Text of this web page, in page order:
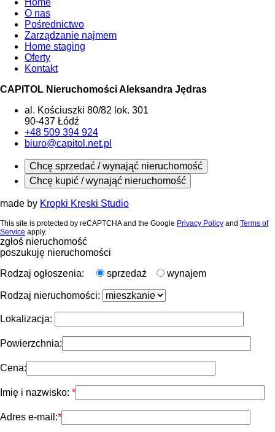
O nas
Pośrednictwo
Zarządzanie najmem
Home staging
Oferty
Kontakt
CAPITOL Nieruchomości Aleksandra Jędras
al. Kościuszki 80/82 lok. 301
90-437 Łódź
+48 509 394 924
biuro@capitol.net.pl
Chcę sprzedać / wynająć nieruchomość
Chcę kupić / wynająć nieruchomość
made by Kropki Kreski Studio
This site is protected by reCAPTCHA and the Google Privacy Policy and Terms of
Service apply.
zgłoś nieruchomość
poszukuję nieruchomości
Rodzaj ogłoszenia:
sprzedaż wynajem
Rodzaj nieruchomości:
Lokalizacja:
Powierzchnia:
Cena:
Imię i nazwisko:
Adres e-mail: